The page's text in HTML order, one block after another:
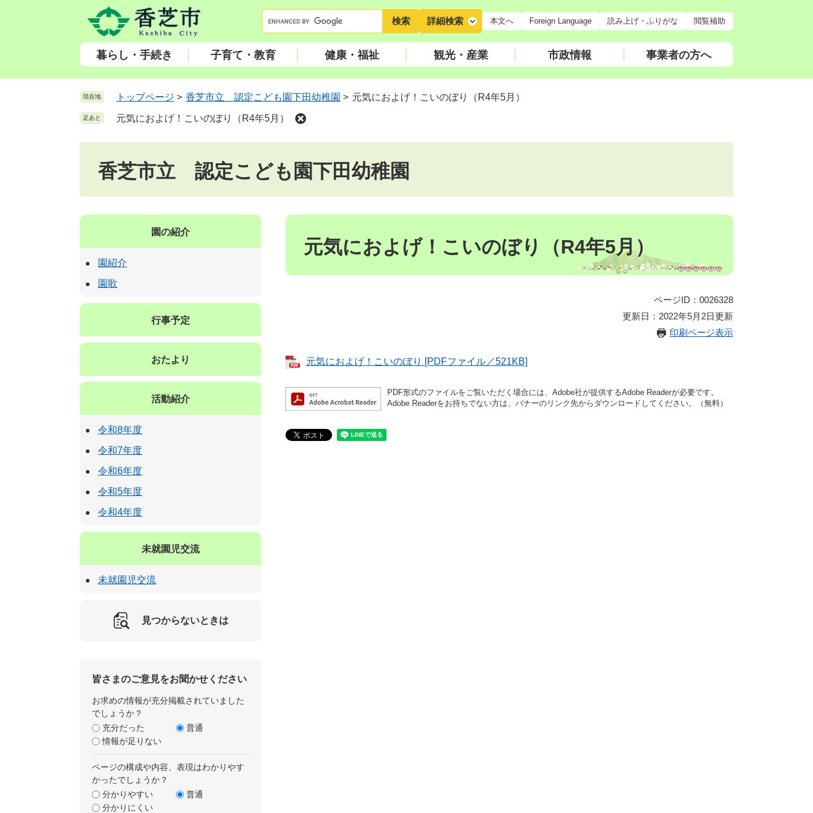
頭
飛
ー
ワ
ー
索
詳細検索 本文へ Foreign Language 読み上げ・ふりがな 閲覧補助
暮らし・手続き 子育て・教育 健康・福祉 観光・産業 市政情報 事業者の方へ
現在地 トップページ > 香芝市立 認定こども園下田幼稚園 > 元気におよげ！こいのぼり（R4年5月）
足あと 元気におよげ！こいのぼり（R4年5月）
香芝市立 認定こども園下田幼稚園
本
元気におよげ！こいのぼり（R4年5月）
ページID：0026328
更新日：2022年5月2日更新
印刷ページ表示
元気におよげ！こいのぼり [PDFファイル／521KB]
PDF形式のファイルをご覧いただく場合には、Adobe社が提供するAdobe Readerが必要です。
Adobe Readerをお持ちでない方は、バナーのリンク先からダウンロードしてください。（無料）
園の紹介
園紹介
園歌
行事予定
おたより
活動紹介
令和8年度
令和7年度
令和6年度
令和5年度
令和4年度
未就園児交流
未就園児交流
見つからないときは
皆さまのご意見をお聞かせください
お求めの情報が充分掲載されていました
でしょうか？
充分だった
普通
情報が足りない
ページの構成や内容、表現はわかりやす
かったでしょうか？
分かりやすい
普通
分かりにくい